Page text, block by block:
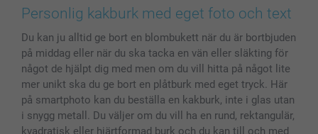
Bilder, Fotoförstoring & Fotohäften
Skal till Mobil & Surfplatta
MyNameBook
Fotoalmanackor & Fotoagenda
Fotoramar & Tillbehör
Presentkort
Alla fotoprodukter
Cookie Policy
Villkor och garantier
Investor Relations
smartgaranti
smartbonus
Priser & betalning
Status på beställningar
Personlig kakburk med eget foto och text
Du kan ju alltid ge bort en blombukett när du är bortbjuden
på middag eller när du ska tacka en vän eller släkting för
något de hjälpt dig med men om du vill hitta på något lite
mer unikt ska du ge bort en plåtburk med eget tryck. Här
på smartphoto kan du beställa en kakburk, inte i glas utan
i snygg metall. Du väljer om du vill ha en rund, rektangulär,
kvadratisk eller hjärtformad burk och du kan till och med